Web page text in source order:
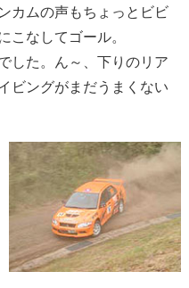
カムの声もちょっとビビ
こなしてゴール。
した。ん～、下りのリア
ビングがまだうまくない